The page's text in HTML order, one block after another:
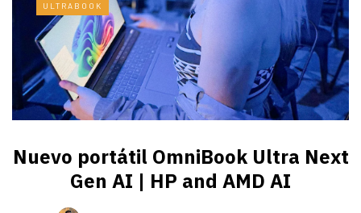
ULTRABOOK
Nuevo portátil OmniBook Ultra ​Next
Gen AI | HP and AMD AI